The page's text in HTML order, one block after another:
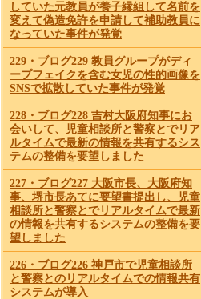
していた元教員が養子縁組して名前を
変えて偽造免許を申請して補助教員に
なっていた事件が発覚
229・ブログ229 教員グループがディ
ープフェイクを含む女児の性的画像を
SNSで拡散していた事件が発覚
228・ブログ228 吉村大阪府知事にお
会いして、児童相談所と警察とでリア
ルタイムで最新の情報を共有するシス
テムの整備を要望しました
227・ブログ227 大阪市長、大阪府知
事、堺市長あてに要望書提出し、児童
相談所と警察とでリアルタイムで最新
の情報を共有するシステムの整備を要
望しました
226・ブログ226 神戸市で児童相談所
と警察とのリアルタイムでの情報共有
システムが導入